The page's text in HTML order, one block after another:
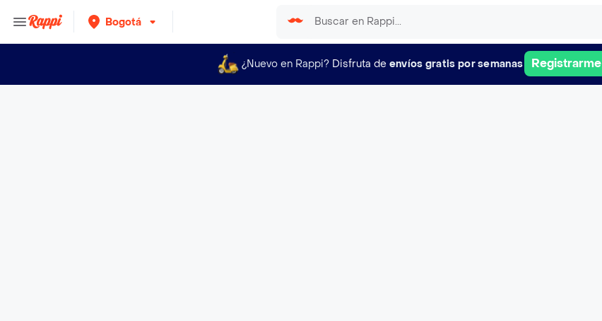
Bogotá
¿Nuevo en Rappi? Disfruta de envíos gratis por semanas Registrarme